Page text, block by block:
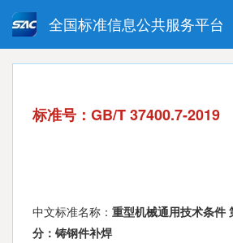
全国标准信息公共服务平台
强制性国家标准
指导性技术文件
标准号：GB/T 37400.7-2019
中文标准名称： 重型机械通用技术条件
分：铸钢件补焊